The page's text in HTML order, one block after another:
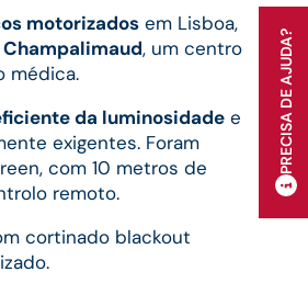
PRECISA DE AJUDA?
motorizados
em Lisboa,
Champalimaud , um centro
médica.
da luminosidade
exigentes. Foram
com 10 metros de
remoto.
cortinado blackout